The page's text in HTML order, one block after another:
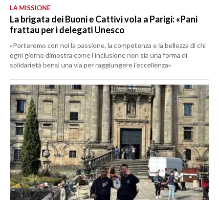
LA MISSIONE
La brigata dei Buoni e Cattivi vola a Parigi: «Pani
frattau per i delegati Unesco
«Porteremo con noi la passione, la competenza e la bellezza di chi
ogni giorno dimostra come l’inclusione non sia una forma di
solidarietà bensì una via per raggiungere l’eccellenza»